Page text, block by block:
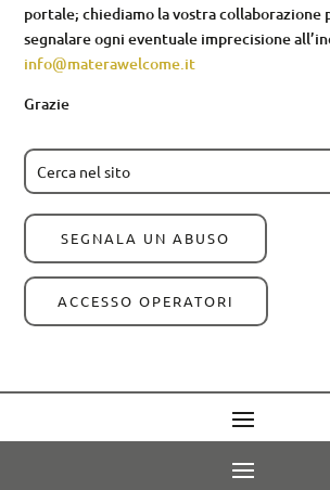
portale; chiediamo la vostra collaborazione
segnalare ogni eventuale imprecisione
info@materawelcome.it
Grazie
SEGNALA UN ABUSO
ACCESSO OPERATORI